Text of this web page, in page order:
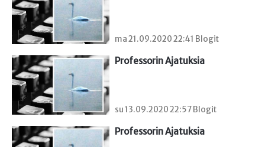
ma 21.09.2020 22:41 Blogit
Professorin Ajatuksia
su 13.09.2020 22:57 Blogit
Professorin Ajatuksia